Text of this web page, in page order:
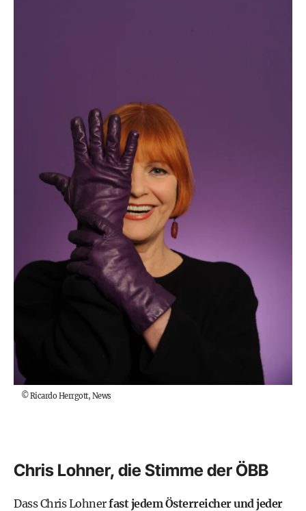
©Ricardo Herrgott, News
Chris Lohner, die Stimme der ÖBB
Dass Chris Lohnerfast jedem Österreicher und jeder